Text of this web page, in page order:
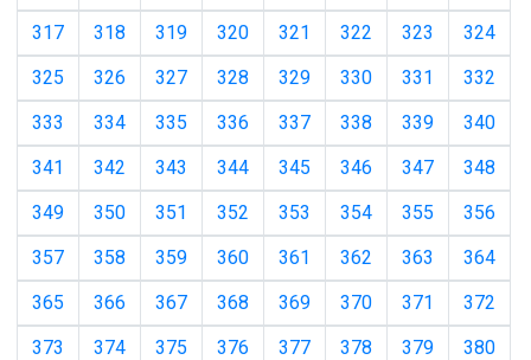
317
318 319 320 321 322 323
324
325
326 327 328 329 330 331
332
333
334 335 336 337 338 339
340
341
342 343 344 345 346 347
348
349
350 351 352 353 354 355
356
357
358 359 360 361 362 363
364
365
366 367 368 369 370 371
372
373
374 375 376 377 378 379
380